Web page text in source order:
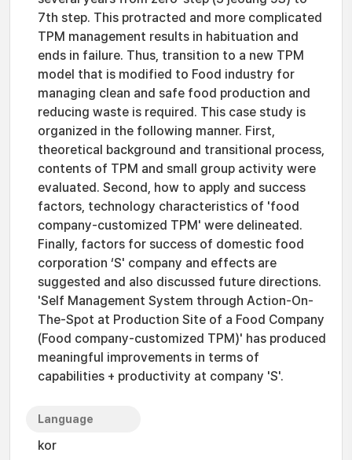
7th step. This protracted and more complicated
TPM management results in habituation and
ends in failure. Thus, transition to a new TPM
model that is modified to Food industry for
managing clean and safe food production and
reducing waste is required. This case study is
organized in the following manner. First,
theoretical background and transitional process,
contents of TPM and small group activity were
evaluated. Second, how to apply and success
factors, technology characteristics of 'food
company-customized TPM' were delineated.
Finally, factors for success of domestic food
corporation ‘S' company and effects are
suggested and also discussed future directions.
'Self Management System through Action-On-
The-Spot at Production Site of a Food Company
(Food company-customized TPM)' has produced
meaningful improvements in terms of
capabilities + productivity at company 'S'.
Language
kor